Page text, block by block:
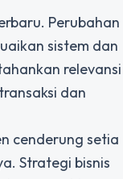
Perubahan
sistem dan
relevansi
dan
cenderung setia
Strategi bisnis